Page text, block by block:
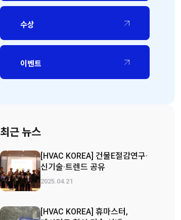
수상
이벤트
최근 뉴스
[HVAC KOREA] 건물E절감연구·
신기술·트렌드 공유
2025.04.21
[HVAC KOREA] 휴마스터,